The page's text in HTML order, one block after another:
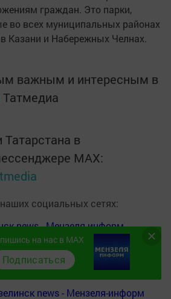
граждан. Это парки,
во всех муниципальных районах
Казани и Набережных Челнах.
важным и интересным в
Татмедиа
Татарстана в
MАХ:
социальных сетях:
news - Мензеля-информ
- Мензеля онлайн
menzelinsk
news - Мензеля-информ
на нас в MAX
Подписаться